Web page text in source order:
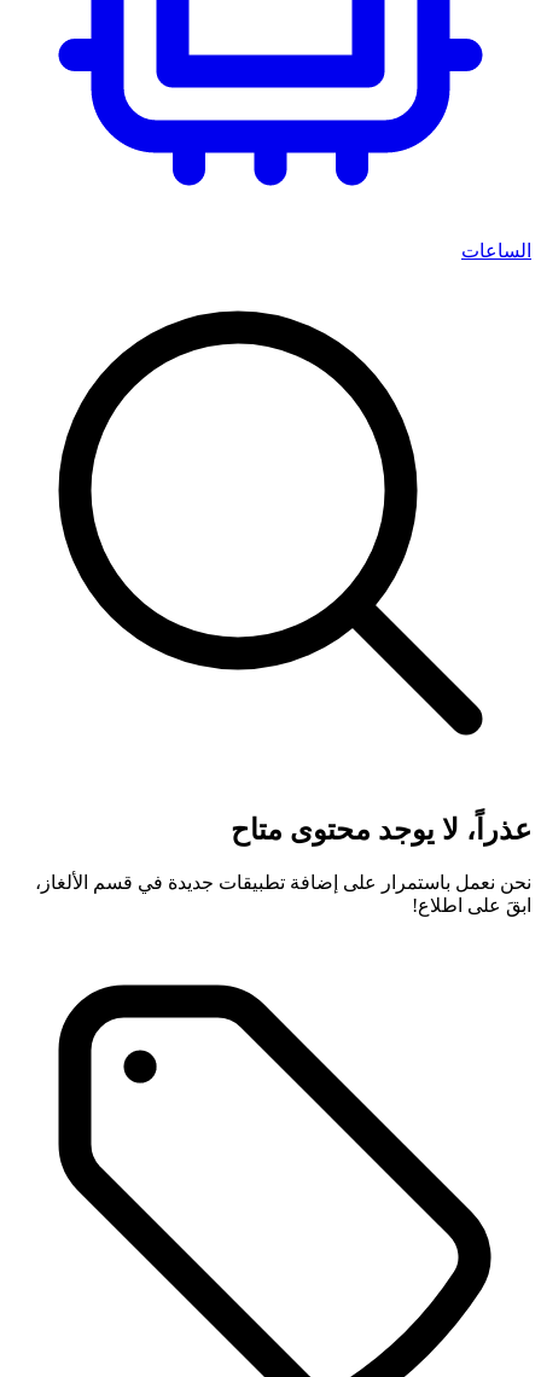
الساعات
عذراً، لا يوجد محتوى متاح
نحن نعمل باستمرار على إضافة تطبيقات جديدة في قسم الألغاز،
ابقَ على اطلاع!